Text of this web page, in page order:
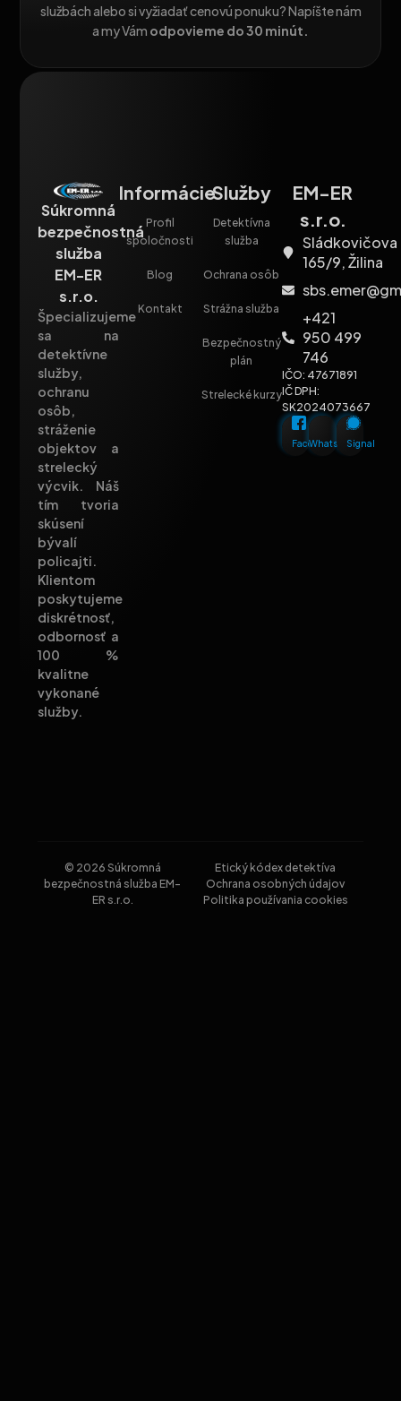
službách alebo si vyžiadať cenovú ponuku? Napíšte nám
a my Vám odpovieme do 30 minút.
Súkromná
bezpečnostná
služba
EM-ER
s.r.o.
Špecializujeme
sa na
detektívne
služby,
ochranu
osôb,
stráženie
objektov a
strelecký
výcvik. Náš
tím tvoria
skúsení
bývalí
policajti.
Klientom
poskytujeme
diskrétnosť,
odbornosť a
100 %
kvalitne
vykonané
služby.
Informácie
Profil
spoločnosti
Blog
Kontakt
Služby
Detektívna
služba
Ochrana osôb
Strážna služba
Bezpečnostný
plán
Strelecké kurzy
EM-ER
s.r.o.
Sládkovičova
165/9, Žilina
+421
950 499
746
IČO: 47671891
IČ DPH:
SK2024073667
Facebook
WhatsappSignal
© 2026 Súkromná
bezpečnostná služba EM-
ER s.r.o.
Etický kódex detektíva
Ochrana osobných údajov
Politika používania cookies